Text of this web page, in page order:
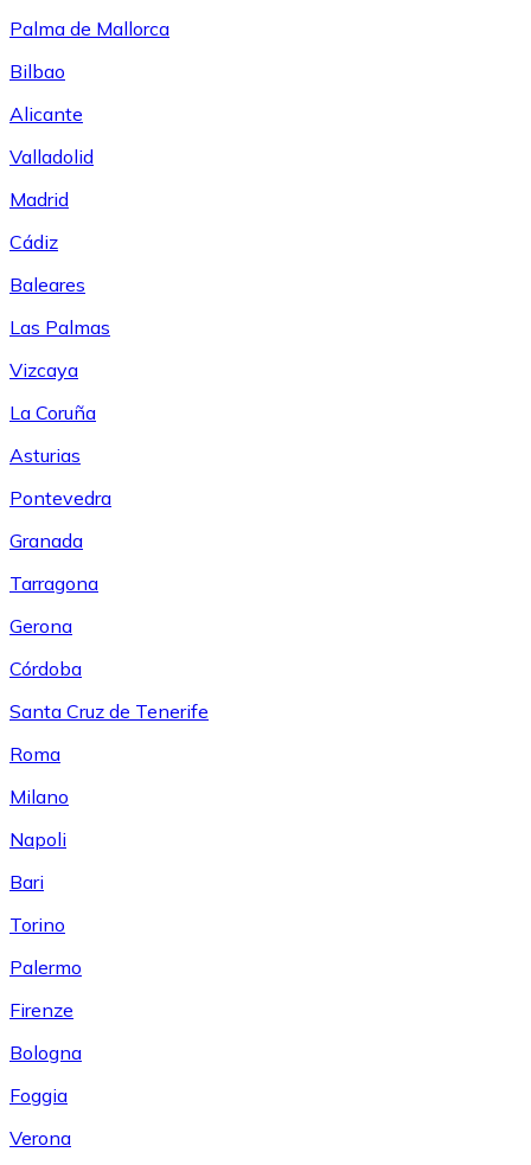
Palma de Mallorca
Bilbao
Alicante
Valladolid
Madrid
Cádiz
Baleares
Las Palmas
Vizcaya
La Coruña
Asturias
Pontevedra
Granada
Tarragona
Gerona
Córdoba
Santa Cruz de Tenerife
Roma
Milano
Napoli
Bari
Torino
Palermo
Firenze
Bologna
Foggia
Verona